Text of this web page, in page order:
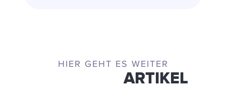
HIER GEHT ES WEITER
ARTIKEL